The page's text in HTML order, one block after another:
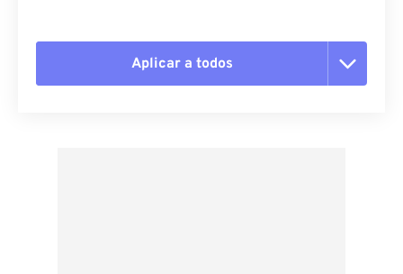
Aplicar a todos